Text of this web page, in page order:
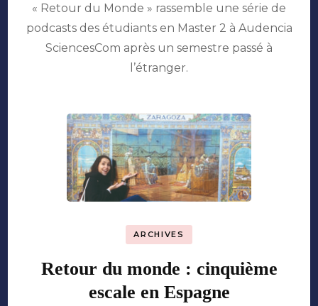
du
monde
sixième
« Retour du Monde » rassemble une série de
podcasts des étudiants en Master 2 à Audencia
SciencesCom après un semestre passé à
l’étranger.
ARCHIVES
Retour du monde : cinquième
escale en Espagne